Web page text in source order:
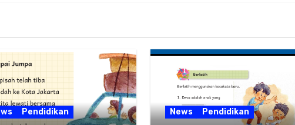
Pendidikan News Pendidikan